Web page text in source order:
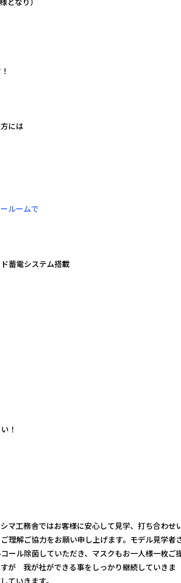
には
ルームで
蓄電システム搭載
！
マ工務舎ではお客様に安心して見学、打ち合わせ
解ご協力をお願い申し上げます。モデル見学者
ール除菌していただき、マスクもお一人様一枚ご
が 我が社ができる事をしっかり継続していきま
ていきます。